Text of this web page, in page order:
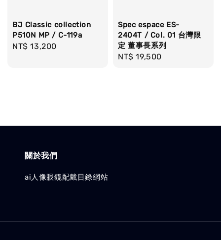
BJ Classic collection
P510N MP / C-119a
Regular
NT$ 13,200
Spec espace ES-
2404T / Col. 01 台灣限
定 董事長系列
Regular
NT$ 19,500
關於我們
ai人像眼鏡配戴目錄網站